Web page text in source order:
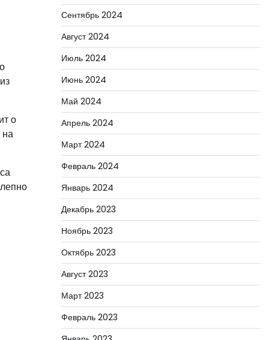
о
на
Сентябрь 2024
Август 2024
Июль 2024
Июнь 2024
Май 2024
Апрель 2024
Март 2024
Февраль 2024
Январь 2024
Декабрь 2023
Ноябрь 2023
Октябрь 2023
Август 2023
Март 2023
Февраль 2023